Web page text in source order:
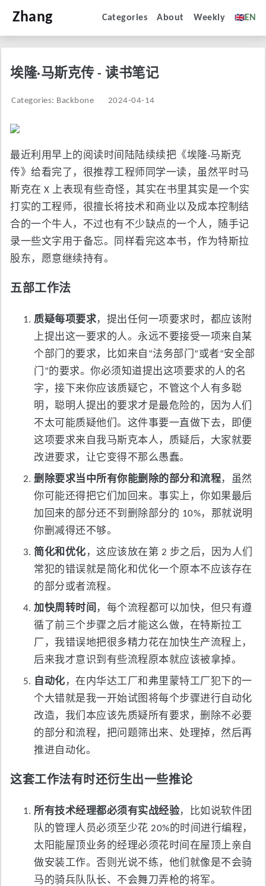
Zhang 🇬🇧EN
Weekly
About
Categories
埃隆·马斯克传 - 读书笔记
Categories: Backbone 2024-04-14
最近利用早上的阅读时间陆陆续续把《埃隆·马斯克
传》给看完了，很推荐工程师同学一读，虽然平时马
斯克在 X 上表现有些奇怪，其实在书里其实是一个实
打实的工程师，很擅长将技术和商业以及成本控制结
合的一个牛人，不过也有不少缺点的一个人，随手记
录一些文字用于备忘。同样看完这本书，作为特斯拉
股东，愿意继续持有。
五部工作法
质疑每项要求，提出任何一项要求时，都应该附
上提出这一要求的人。永远不要接受一项来自某
个部门的要求，比如来自“法务部门”或者“安全部
门”的要求。你必须知道提出这项要求的人的名
字，接下来你应该质疑它，不管这个人有多聪
明，聪明人提出的要求才是最危险的，因为人们
不太可能质疑他们。这件事要一直做下去，即便
这项要求来自我马斯克本人，质疑后，大家就要
改进要求，让它变得不那么愚蠢。
删除要求当中所有你能删除的部分和流程，虽然
你可能还得把它们加回来。事实上，你如果最后
加回来的部分还不到删除部分的 10%，那就说明
你删减得还不够。
简化和优化 ，这应该放在第 2 步之后，因为人们
常犯的错误就是简化和优化一个原本不应该存在
的部分或者流程。
加快周转时间 ，每个流程都可以加快，但只有遵
循了前三个步骤之后才能这么做，在特斯拉工
厂，我错误地把很多精力花在加快生产流程上，
后来我才意识到有些流程原本就应该被拿掉。
自动化 ，在内华达工厂和弗里蒙特工厂犯下的一
个大错就是我一开始试图将每个步骤进行自动化
改造，我们本应该先质疑所有要求，删除不必要
的部分和流程，把问题筛出来、处理掉，然后再
推进自动化。
这套工作法有时还衍生出一些推论
所有技术经理都必须有实战经验，比如说软件团
队的管理人员必须至少花 20%的时间进行编程，
太阳能屋顶业务的经理必须花时间在屋顶上亲自
做安装工作。否则光说不练，他们就像是不会骑
马的骑兵队队长、不会舞刀弄枪的将军。